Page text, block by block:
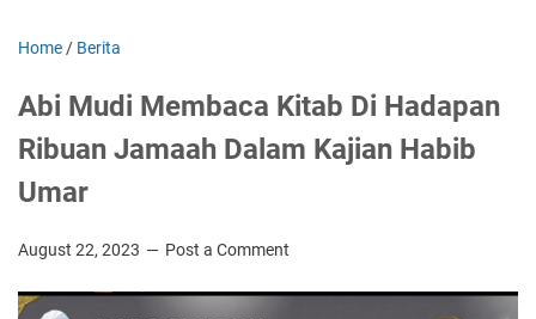
Home / Berita
Abi Mudi Membaca Kitab Di Hadapan
Ribuan Jamaah Dalam Kajian Habib
Umar
August 22, 2023 Post a Comment